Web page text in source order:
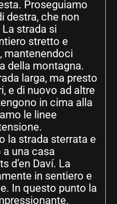
Proseguiamo
destra, che non
strada si
stretto e
mantenendoci
della montagna.
larga, ma presto
e di nuovo ad altre
in cima alla
le linee
la strada sterrata e
una casa
d’en Daví. La
in sentiero e
In questo punto la